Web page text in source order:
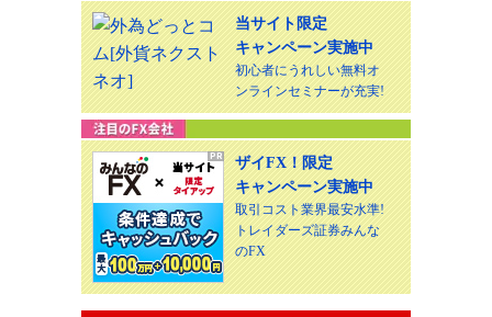
当サイト限定
キャンペーン実施中
初心者にうれしい無料オ
ンラインセミナーが充実!
ザイFX！限定
キャンペーン実施中
取引コスト業界最安水準!
トレイダーズ証券みんな
のFX